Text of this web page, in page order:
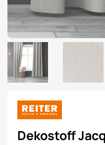
Dekostoff